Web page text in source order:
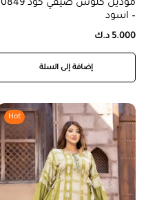
موديل كلوش صيفي كود 0849
– اسود
5.000 د.ك
إضافة إلى السلة
Hot